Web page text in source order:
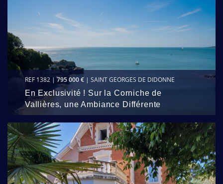
REF 1382 |795 000 € | SAINT GEORGES DE DIDONNE
En Exclusivité ! Sur la Corniche de
Vallières, une Ambiance Différente